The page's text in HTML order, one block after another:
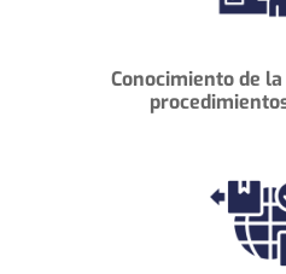
Conocimiento de